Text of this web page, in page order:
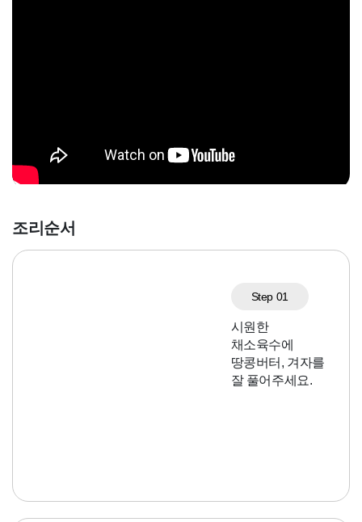
조리순서
Step 01
시원한
채소육수에
땅콩버터, 겨자를
잘 풀어주세요.